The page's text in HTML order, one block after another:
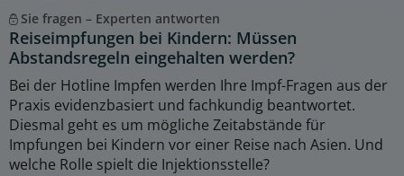
Sie fragen – Experten antworten
Reiseimpfungen bei Kindern: Müssen
Abstandsregeln eingehalten werden?
Bei der Hotline Impfen werden Ihre Impf-Fragen aus der
Praxis evidenzbasiert und fachkundig beantwortet.
Diesmal geht es um mögliche Zeitabstände für
Impfungen bei Kindern vor einer Reise nach Asien. Und
welche Rolle spielt die Injektionsstelle?